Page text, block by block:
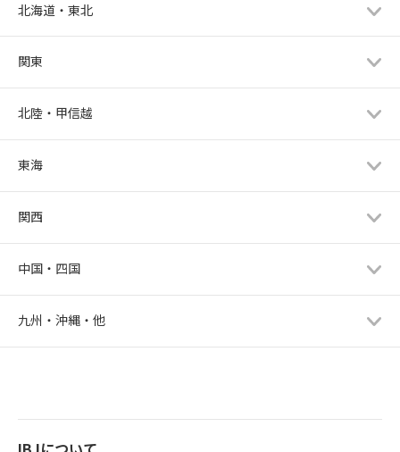
北海道・東北
関東
北陸・甲信越
東海
関西
中国・四国
九州・沖縄・他